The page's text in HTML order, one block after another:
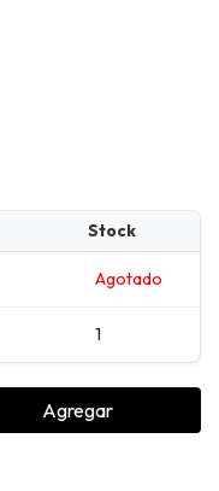
Stock
Agotado
1
Agregar